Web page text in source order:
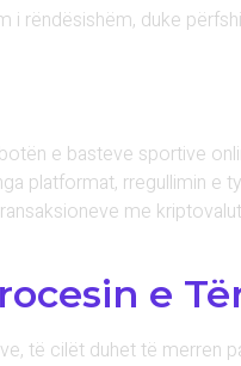
i rëndësishëm, duke
e basteve sportive
platformat, rregullimin e
me
e
të cilët duhet të merren